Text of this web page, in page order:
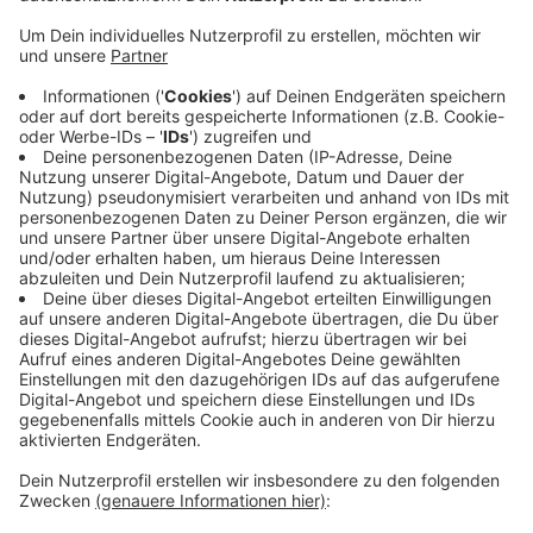
zusätzlichen Punkten wäre sie da, wo sie
hingehöre.
Anzeige
Mit Blick auf die Tabelle stehen beide Vereine bei 26
Punkten auf Platz sechs und sieben. Für die
Düsseldorfer sieht es aber ziemlich gut aus, die
letzten drei Pflichtspiele gegen den FCK haben sie
alle gewonnen. Anstoß ist heute um halb sieben in der
Düsseldorfer Markur-Spiel-Arena.
Anzeige